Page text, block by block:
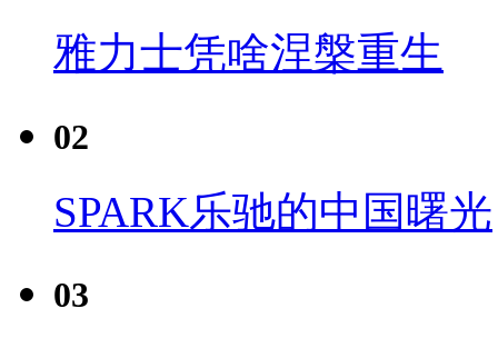
雅力士凭啥涅槃重生
02
SPARK乐驰的中国曙光
03